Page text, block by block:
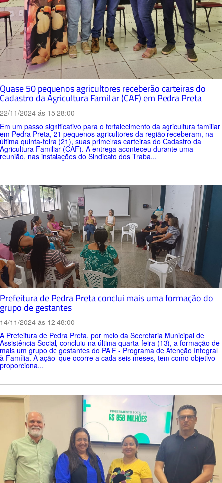
Quase 50 pequenos agricultores receberão carteiras do
Cadastro da Agricultura Familiar (CAF) em Pedra Preta
22/11/2024 ás 15:28:00
Em um passo significativo para o fortalecimento da agricultura familiar
em Pedra Preta, 21 pequenos agricultores da região receberam, na
última quinta-feira (21), suas primeiras carteiras do Cadastro da
Agricultura Familiar (CAF). A entrega aconteceu durante uma
reunião, nas instalações do Sindicato dos Traba...
Prefeitura de Pedra Preta conclui mais uma formação do
grupo de gestantes
14/11/2024 ás 12:48:00
A Prefeitura de Pedra Preta, por meio da Secretaria Municipal de
Assistência Social, concluiu na última quarta-feira (13), a formação de
mais um grupo de gestantes do PAIF - Programa de Atenção Integral
à Família. A ação, que ocorre a cada seis meses, tem como objetivo
proporciona...